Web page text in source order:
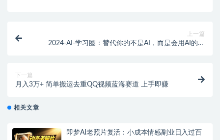
上一篇
2024-AI-学习圈：替代你的不是AI，而是会用AI的同
下一篇
月入3万+ 简单搬运去重QQ视频蓝海赛道 上手即赚
相关文章
即梦AI老照片复活：小成本情感副业日入过百